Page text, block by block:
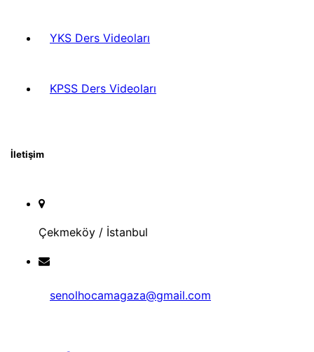
YKS Ders Videoları
KPSS Ders Videoları
İletişim
Çekmeköy / İstanbul
senolhocamagaza@gmail.com